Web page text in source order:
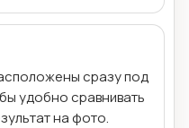
сразу под
удобно сравнивать
на фото.